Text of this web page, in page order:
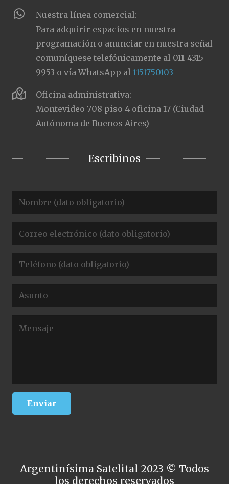
Nuestra línea comercial:
Para adquirir espacios en nuestra
programación o anunciar en nuestra señal
comuníquese telefónicamente al 011-4315-
9953 o vía WhatsApp al1151750103
Oficina administrativa:
Montevideo 708 piso 4 oficina 17 (Ciudad
Autónoma de Buenos Aires)
Escribinos
Argentinísima Satelital 2023 © Todos
los derechos reservados